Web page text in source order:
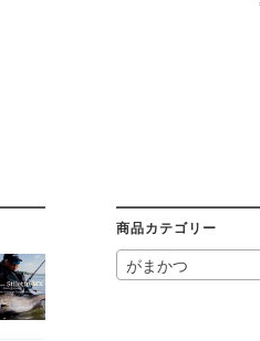
商品カテゴリー
がまかつ